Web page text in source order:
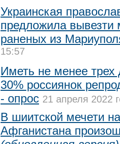
Украинская
предложила вывезти
раненых из
15:57
Иметь не менее трех
30% россиянок
- опрос 21 апреля 2022
В шиитской мечети
Афганистана